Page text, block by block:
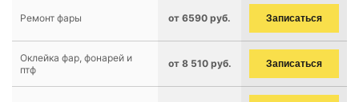
Ремонт фары от 6590 руб. Записаться
Оклейка фар, фонарей и
птф
от 8 510 руб. Записаться